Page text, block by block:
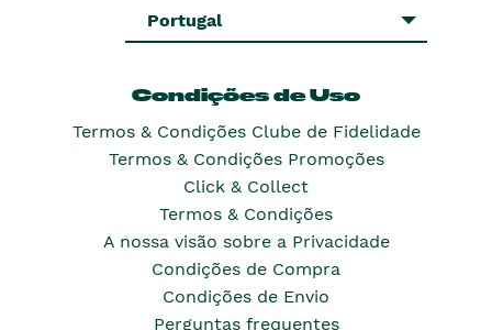
Portugal
Condições de Uso
Termos & Condições Clube de Fidelidade
Termos & Condições Promoções
Click & Collect
Termos & Condições
A nossa visão sobre a Privacidade
Condições de Compra
Condições de Envio
Perguntas frequentes